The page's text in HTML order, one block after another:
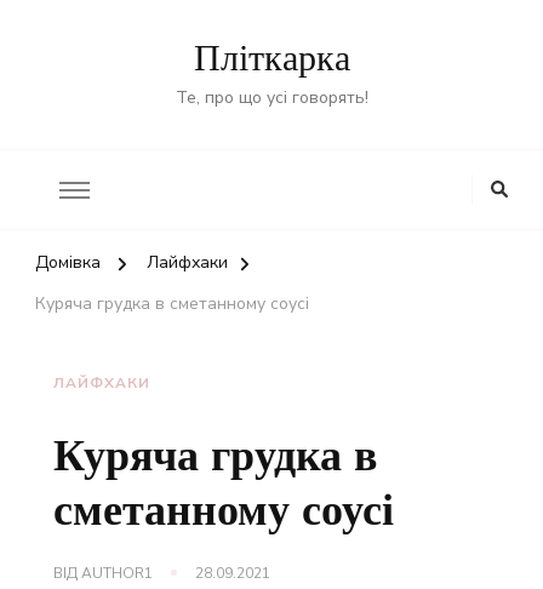
Пліткарка
Те, про що усі говорять!
Домівка
Лайфхаки
Куряча грудка в сметанному соусі
ЛАЙФХАКИ
Куряча грудка в
сметанному соусі
ВІДAUTHOR1 28.09.2021